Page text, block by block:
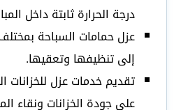
درجة الحرارة ثابتة داخل
عزل حمامات السباحة
إلى تنظيفها وتعقيها.
تقديم خدمات عزل للخزانات
على جودة الخزانات ونقاء